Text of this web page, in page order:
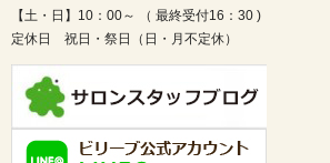
【土・日】10：00～ （ 最終受付16：30 )
定休日 祝日・祭日（日・月不定休）